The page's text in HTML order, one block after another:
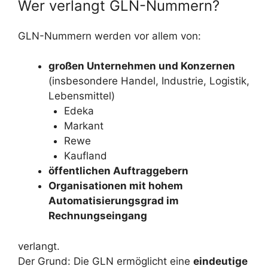
Wer verlangt GLN-Nummern?
GLN-Nummern werden vor allem von:
großen Unternehmen und Konzernen
(insbesondere Handel, Industrie, Logistik,
Lebensmittel)
Edeka
Markant
Rewe
Kaufland
öffentlichen Auftraggebern
Organisationen mit hohem
Automatisierungsgrad im
Rechnungseingang
verlangt.
Der Grund: Die GLN ermöglicht eine eindeutige